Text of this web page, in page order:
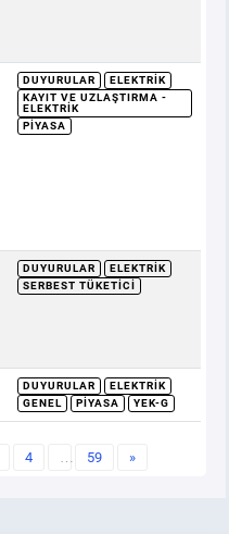
DUYURULAR
ELEKTRIK
KAYIT VE UZLAŞTIRMA -
ELEKTRIK
PIYASA
DUYURULAR
ELEKTRIK
SERBEST TÜKETICI
DUYURULAR
ELEKTRIK
GENEL
PIYASA YEK-G
4 … 59 »